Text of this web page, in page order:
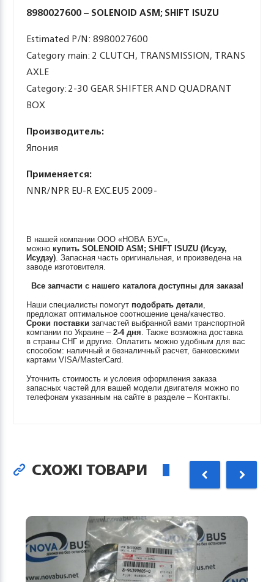
8980027600 – SOLENOID ASM; SHIFT ISUZU
Estimated P/N: 8980027600
Category main: 2 CLUTCH, TRANSMISSION, TRANS
AXLE
Category: 2-30 GEAR SHIFTER AND QUADRANT
BOX
Производитель:
Япония
Применяется:
NNR/NPR EU-R EXC.EU5 2009-
В нашей компании ООО «НОВА БУС»,
можно купитьSOLENOID ASM; SHIFT ISUZU (Исузу,
Исудзу). Запасная часть оригинальная, и произведена на
заводе изготовителя.
Все запчасти с нашего каталога доступны для заказа!
Наши специалисты помогут подобрать детали,
предложат оптимальное соотношение цена/качество.
Сроки поставки запчастей выбранной вами транспортной
компании по Украине –2-4 дня. Также возможна доставка
в страны СНГ и другие. Оплатить можно удобным для вас
способом: наличный и безналичный расчет, банковскими
картами VISA/MasterCard.
Уточнить стоимость и условия оформления заказа
запасных частей для вашей модели двигателя можно по
телефонам указанным на сайте в разделе – Контакты.
СХОЖІ ТОВАРИ